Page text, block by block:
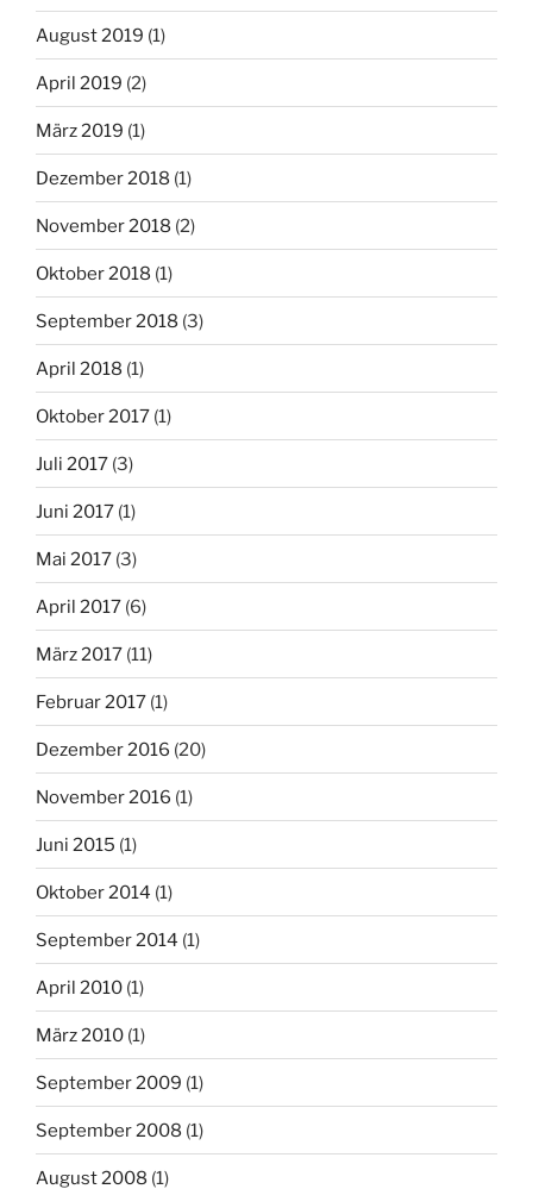
August 2019 (1)
April 2019 (2)
März 2019 (1)
Dezember 2018 (1)
November 2018 (2)
Oktober 2018 (1)
September 2018 (3)
April 2018 (1)
Oktober 2017 (1)
Juli 2017 (3)
Juni 2017 (1)
Mai 2017 (3)
April 2017 (6)
März 2017 (11)
Februar 2017 (1)
Dezember 2016 (20)
November 2016 (1)
Juni 2015 (1)
Oktober 2014 (1)
September 2014 (1)
April 2010 (1)
März 2010 (1)
September 2009 (1)
September 2008 (1)
August 2008 (1)